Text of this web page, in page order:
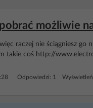
możliwie
więc raczej nie ściągniesz go
takie coś http://
Odpowiedzi: 1